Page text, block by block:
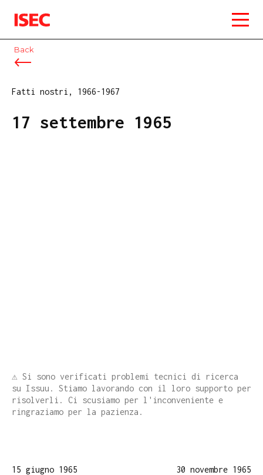
ISEC
Back
Fatti nostri, 1966-1967
17 settembre 1965
⚠️ Si sono verificati problemi tecnici di ricerca
su Issuu. Stiamo lavorando con il loro supporto per
risolverli. Ci scusiamo per l'inconveniente e
ringraziamo per la pazienza.
15 giugno 1965 30 novembre 1965